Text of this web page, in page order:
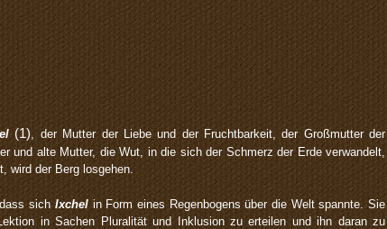
(1), der Mutter der Liebe und der Fruchtbarkeit, der Großmutter der
und alte Mutter, die Wut, in die sich der Schmerz der Erde verwandelt,
wird der Berg losgehen.
sich Ixchelin Form eines Regenbogens über die Welt spannte. Sie
in Sachen Pluralität und Inklusion zu erteilen und ihn daran zu